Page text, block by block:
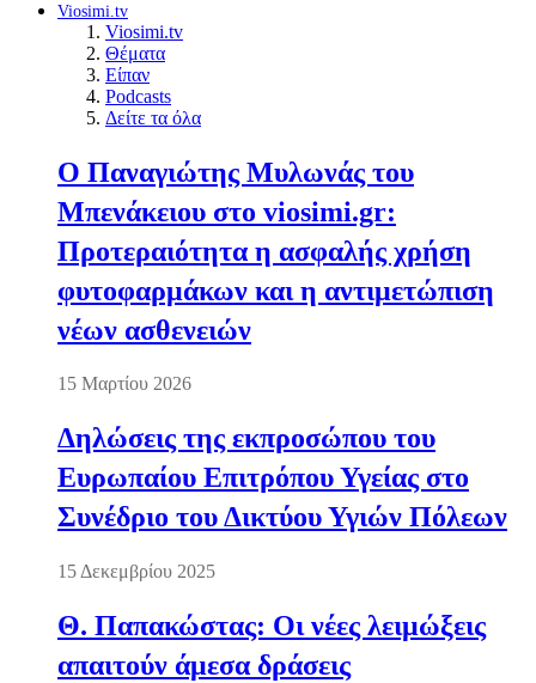
Viosimi.tv
Viosimi.tv
Θέματα
Είπαν
Podcasts
Δείτε τα όλα
Ο Παναγιώτης Μυλωνάς του
Μπενάκειου στο viosimi.gr:
Προτεραιότητα η ασφαλής χρήση
φυτοφαρμάκων και η αντιμετώπιση
νέων ασθενειών
15 Μαρτίου 2026
Δηλώσεις της εκπροσώπου του
Ευρωπαίου Επιτρόπου Υγείας στο
Συνέδριο του Δικτύου Υγιών Πόλεων
15 Δεκεμβρίου 2025
Θ. Παπακώστας: Οι νέες λειμώξεις
απαιτούν άμεσα δράσεις